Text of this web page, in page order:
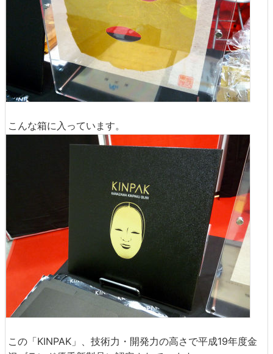
こんな箱に入っています。
この「KINPAK」、技術力・開発力の高さで平成19年度金